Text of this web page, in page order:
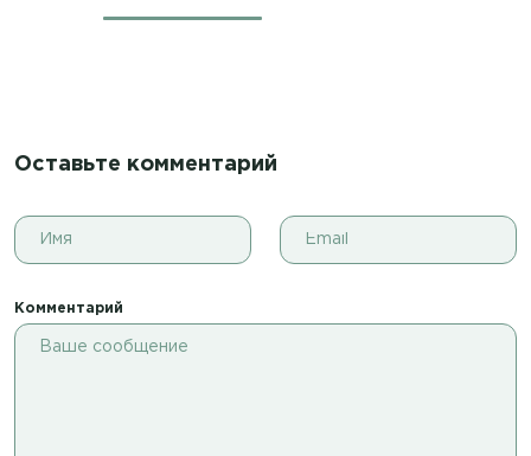
Оставьте комментарий
Комментарий